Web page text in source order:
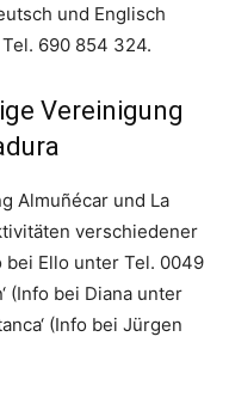
und Englisch
690 854 324.
Vereinigung
Almuñécar und La
verschiedener
bei Ello unter Tel. 0049
(Info bei Diana unter
(Info bei Jürgen